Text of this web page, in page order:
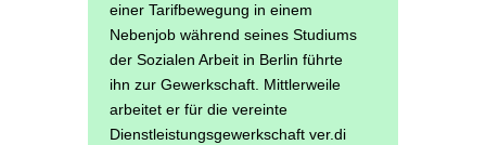
einer Tarifbewegung in einem
Nebenjob während seines Studiums
der Sozialen Arbeit in Berlin führte
ihn zur Gewerkschaft. Mittlerweile
arbeitet er für die vereinte
Dienstleistungsgewerkschaft ver.di